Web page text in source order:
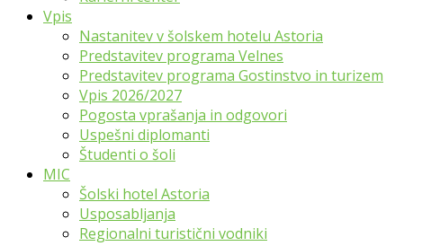
Vpis
Nastanitev v šolskem hotelu Astoria
Predstavitev programa Velnes
Predstavitev programa Gostinstvo in turizem
Vpis 2026/2027
Pogosta vprašanja in odgovori
Uspešni diplomanti
Študenti o šoli
MIC
Šolski hotel Astoria
Usposabljanja
Regionalni turistični vodniki